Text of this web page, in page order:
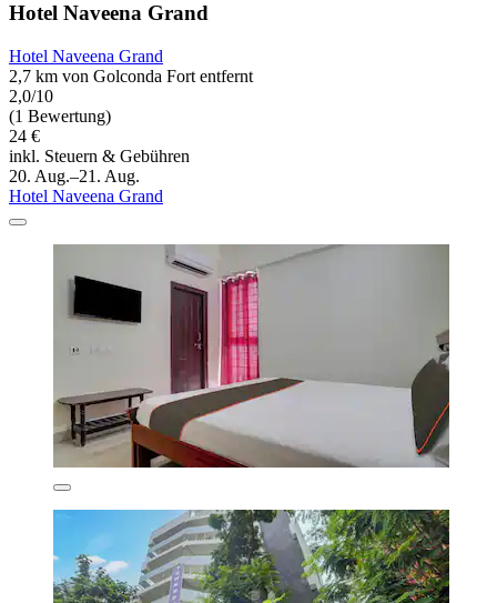
Hotel Naveena Grand
Hotel Naveena Grand
2,7 km von Golconda Fort entfernt
2,0/10
(1 Bewertung)
24 €
inkl. Steuern & Gebühren
20. Aug.–21. Aug.
Hotel Naveena Grand